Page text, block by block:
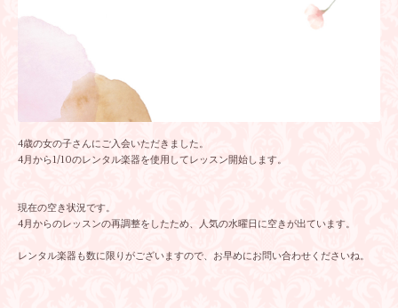
4歳の女の子さんにご入会いただきました。
4月から1/10のレンタル楽器を使用してレッスン開始します。
現在の空き状況です。
4月からのレッスンの再調整をしたため、人気の水曜日に空きが出ています。
レンタル楽器も数に限りがございますので、お早めにお問い合わせくださいね。